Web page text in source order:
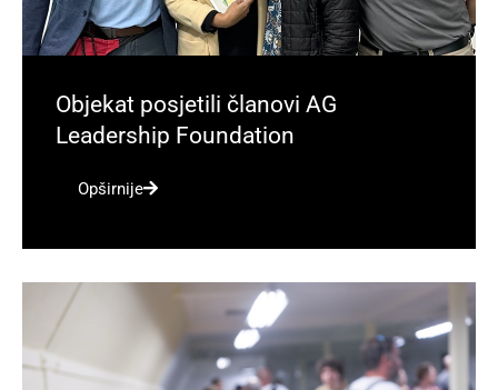
Objekat posjetili članovi AG
Leadership Foundation
Opširnije